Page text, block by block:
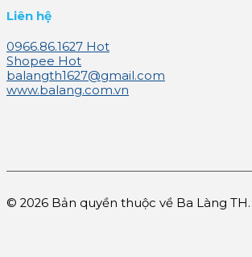
Liên hệ
0966.86.1627
Shopee
balangth1627@gmail.com
www.balang.com.vn
© 2026 Bản quyền thuộc về Ba Làng TH.